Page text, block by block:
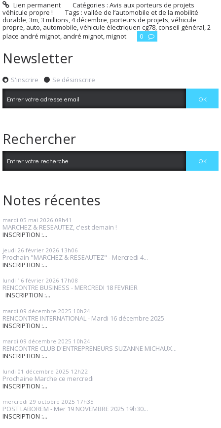
Lien permanent Catégories :Avis aux porteurs de projets
véhicule propre !
Tags : vallée de l’automobile et de la mobilité
durable,3m,3 millions,4 décembre,porteurs de projets,véhicule
propre, auto, automobile,véhicule électriquen cg78,conseil général,2
place andré mignot, andré mignot,mignot 0
Newsletter
S'inscrire Se désinscrire
Rechercher
Notes récentes
mardi 05 mai 2026 08h41
MARCHEZ & RESEAUTEZ, c'est demain !
INSCRIPTION :...
jeudi 26 février 2026 13h06
Prochain "MARCHEZ & RESEAUTEZ" - Mercredi 4...
INSCRIPTION :...
lundi 16 février 2026 17h08
RENCONTRE BUSINESS - MERCREDI 18 FEVRIER
INSCRIPTION :...
mardi 09 décembre 2025 10h24
RENCONTRE INTERNATIONAL - Mardi 16 décembre 2025
INSCRIPTION :...
mardi 09 décembre 2025 10h24
RENCONTRE CLUB D'ENTREPRENEURS SUZANNE MICHAUX...
INSCRIPTION :...
lundi 01 décembre 2025 12h22
Prochaine Marche ce mercredi
INSCRIPTION :...
mercredi 29 octobre 2025 17h35
POST LABOREM - Mer 19 NOVEMBRE 2025 19h30...
INSCRIPTION :...